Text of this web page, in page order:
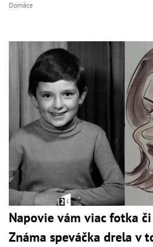
Domáce
Napovie vám viac fotka
Známa speváčka drela v